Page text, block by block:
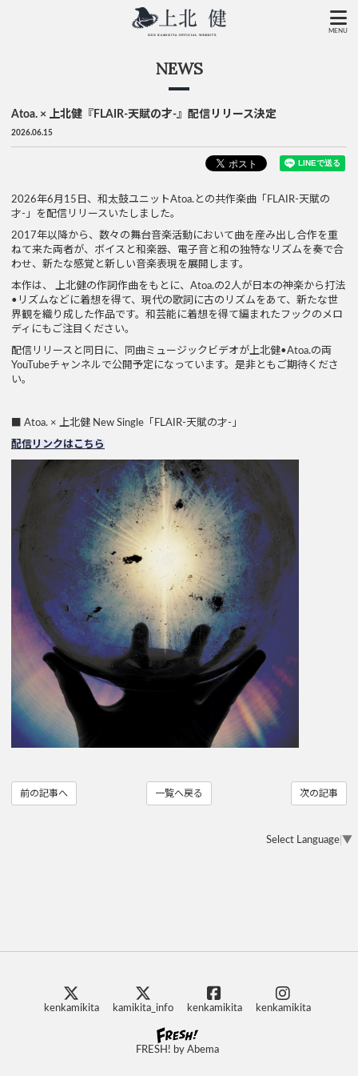
MENU
NEWS
Atoa. × 上北健『FLAIR-天賦の才-』配信リリース決定
2026.06.15
2026年6月15日、和太鼓ユニットAtoa.との共作楽曲「FLAIR-天賦の
才-」を配信リリースいたしました。
2017年以降から、数々の舞台音楽活動において曲を産み出し合作を重
ねて来た両者が、ボイスと和楽器、電子音と和の独特なリズムを奏で合
わせ、新たな感覚と新しい音楽表現を展開します。
本作は、 上北健の作詞作曲をもとに、Atoa.の2人が日本の神楽から打法
•リズムなどに着想を得て、現代の歌詞に古のリズムをあて、新たな世
界観を織り成した作品です。和芸能に着想を得て編まれたフックのメロ
ディにもご注目ください。
配信リリースと同日に、同曲ミュージックビデオが上北健•Atoa.の両
YouTubeチャンネルで公開予定になっています。是非ともご期待くださ
い。
■ Atoa. × 上北健 New Single「FLAIR-天賦の才-」
配信リンクはこちら
次の記事
一覧へ戻る
前の記事へ
Select Language ▼
kenkamikita kamikita_info kenkamikita kenkamikita
FRESH! by Abema